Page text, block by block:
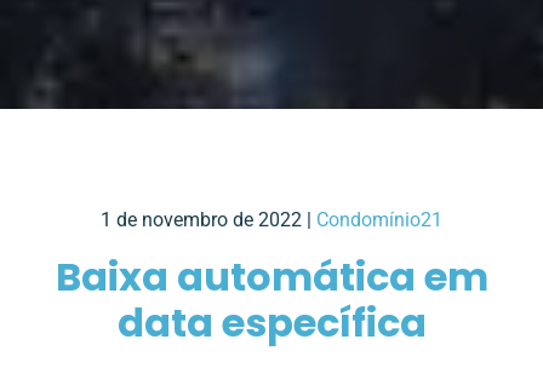
1 de novembro de 2022 | Condomínio21
Baixa automática em
data específica